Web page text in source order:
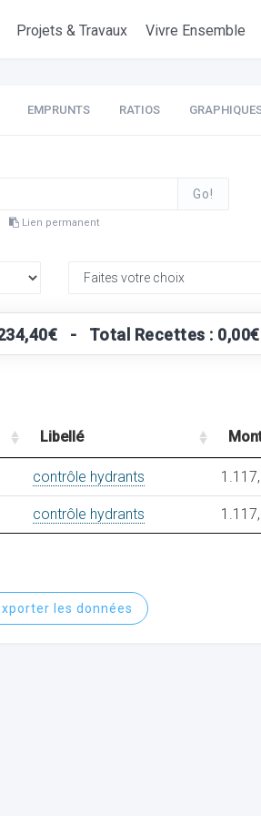
Projets & Travaux Vivre Ensemble
EMPRUNTS RATIOS
Go!
Lien permanent
- Total Recettes : 0,00€
Libellé
contrôle hydrants
contrôle hydrants
les données